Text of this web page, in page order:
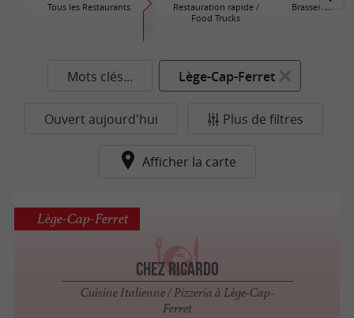
Tous les Restaurants
Restauration rapide /
Food Trucks
Brasseries
Mots clés... Lège-Cap-Ferret
Ouvert aujourd'hui Plus de filtres
Afficher la carte
Chez Ricardo
Cuisine Italienne / Pizzeria à Lège-Cap-
Ferret
Lège-Cap-Ferret